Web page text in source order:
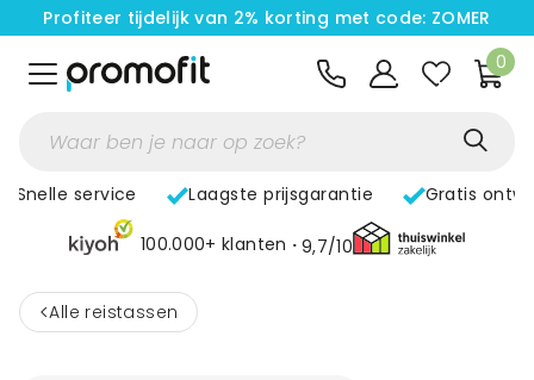
Profiteer tijdelijk van 2% korting met code: ZOMER
0
Snelle service Laagste prijsgarantie Gratis
100.000+ klanten 9,7/10
< Alle reistassen